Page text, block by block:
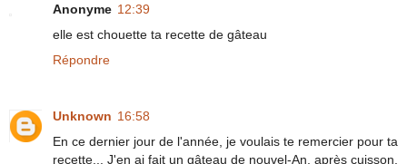
Anonyme 12:39
elle est chouette ta recette de gâteau
Répondre
Unknown 16:58
En ce dernier jour de l'année, je voulais te remercier pour ta
recette... J'en ai fait un gâteau de nouvel-An, après cuisson,